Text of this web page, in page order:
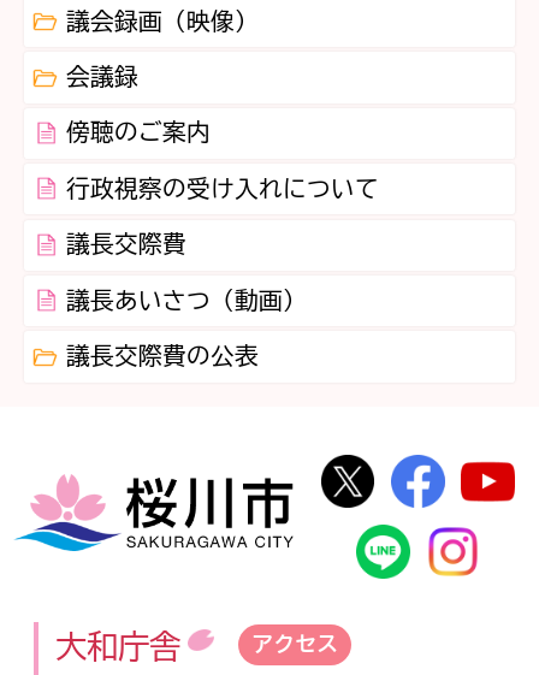
議会録画（映像）
会議録
傍聴のご案内
行政視察の受け入れについて
議長交際費
議長あいさつ（動画）
議長交際費の公表
桜川市
桜川市公式
桜川
桜川市公
大和庁舎 アクセス